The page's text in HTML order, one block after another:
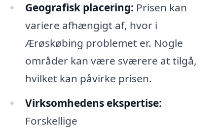
Geografisk placering: Prisen kan
variere afhængigt af, hvor i
Ærøskøbing problemet er. Nogle
områder kan være sværere at tilgå,
hvilket kan påvirke prisen.
Virksomhedens ekspertise:
Forskellige